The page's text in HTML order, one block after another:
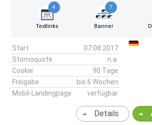
4
Textlinks
7
Banner
Start
07.08.2017
Stornoquote
n.a.
Cookie
90 Tage
Freigabe
bis 6 Wochen
Mobil-Landingpage
verfügbar
Details